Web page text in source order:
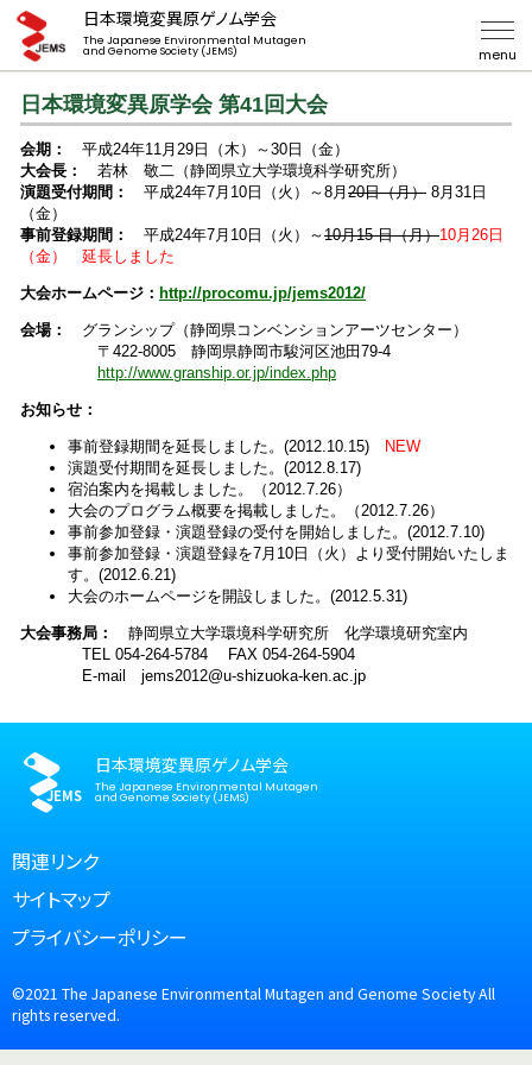
日本環境変異原ゲノム学会
The Japanese Environmental Mutagen
and Genome Society (JEMS) menu
日本環境変異原学会 第41回大会
会期：
平成24年11月29日（木）～30日（金）
大会長：
若林 敬二（静岡県立大学環境科学研究所）
演題受付期間：
平成24年7月10日（火）～8月 20日（月） 8月31日
（金）
事前登録期間：
平成24年7月10日（火）～10月15 日（月）10月26日
（金） 延長しました
大会ホームページ： http://procomu.jp/jems2012/
会場：
グランシップ（静岡県コンベンションアーツセンター）
〒422-8005 静岡県静岡市駿河区池田79-4
http://www.granship.or.jp/index.php
お知らせ：
事前登録期間を延長しました。(2012.10.15)
NEW
演題受付期間を延長しました。(2012.8.17)
宿泊案内を掲載しました。（2012.7.26）
大会のプログラム概要を掲載しました。（2012.7.26）
事前参加登録・演題登録の受付を開始しました。(2012.7.10)
事前参加登録・演題登録を7月10日（火）より受付開始いたしま
す。(2012.6.21)
大会のホームページを開設しました。(2012.5.31)
大会事務局：
静岡県立大学環境科学研究所 化学環境研究室内
TEL 054-264-5784 FAX 054-264-5904
E-mail jems2012@u-shizuoka-ken.ac.jp
日本環境変異原ゲノム学会
The Japanese Environmental Mutagen
and Genome Society (JEMS)
関連リンク
サイトマップ
プライバシーポリシー
©2021 The Japanese Environmental Mutagen and Genome Society All
rights reserved.